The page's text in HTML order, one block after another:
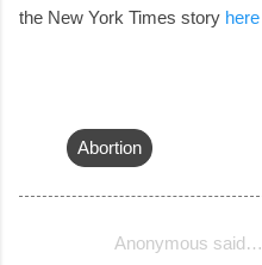
the New York Times story here
Abortion
Anonymous said…